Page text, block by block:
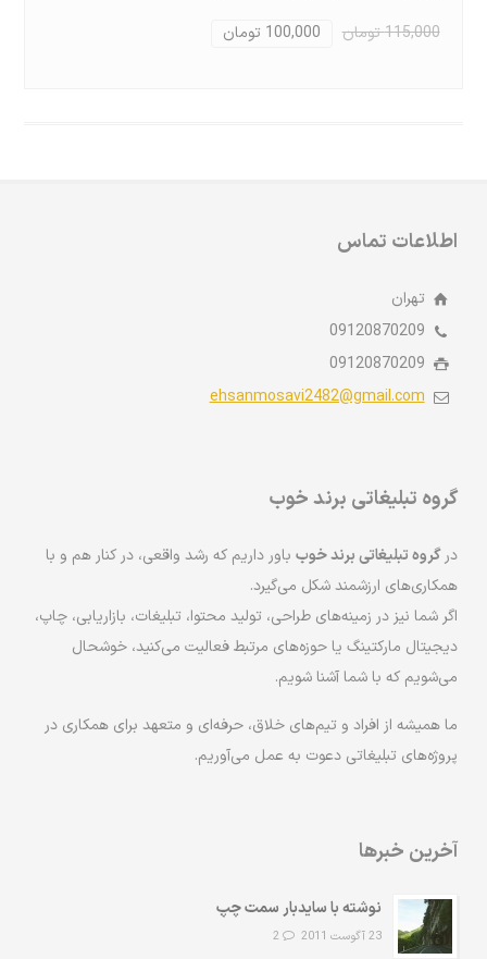
115,000 تومان 100,000 تومان
اطلاعات تماس
تهران
09120870209
09120870209
ehsanmosavi2482@gmail.com
گروه تبلیغاتی برند خوب
درگروه تبلیغاتی برند خوب باور داریم که رشد واقعی، در کنار هم و با
همکاری‌های ارزشمند شکل می‌گیرد.
اگر شما نیز در زمینه‌های طراحی، تولید محتوا، تبلیغات، بازاریابی، چاپ،
دیجیتال مارکتینگ یا حوزه‌های مرتبط فعالیت می‌کنید، خوشحال
می‌شویم که با شما آشنا شویم.
ما همیشه از افراد و تیم‌های خلاق، حرفه‌ای و متعهد برای همکاری در
پروژه‌های تبلیغاتی دعوت به عمل می‌آوریم.
آخرین خبرها
نوشته با سایدبار سمت چپ
23 آگوست 2011 2